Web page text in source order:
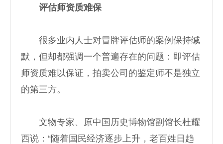
评估师资质难保
很多业内人士对冒牌评估师的案例保持缄
默，但却都强调一个普遍存在的问题：即评估
师资质难以保证，拍卖公司的鉴定师不是独立
的第三方。
文物专家、原中国历史博物馆副馆长杜耀
西说：“随着国民经济逐步上升，老百姓日趋